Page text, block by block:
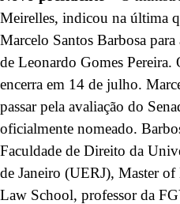
Meirelles, indicou na última
Marcelo Santos Barbosa para
de Leonardo Gomes Pereira.
encerra em 14 de julho.
passar pela avaliação do
oficialmente nomeado.
Faculdade de Direito da
de Janeiro (UERJ), Master
Law School, professor da